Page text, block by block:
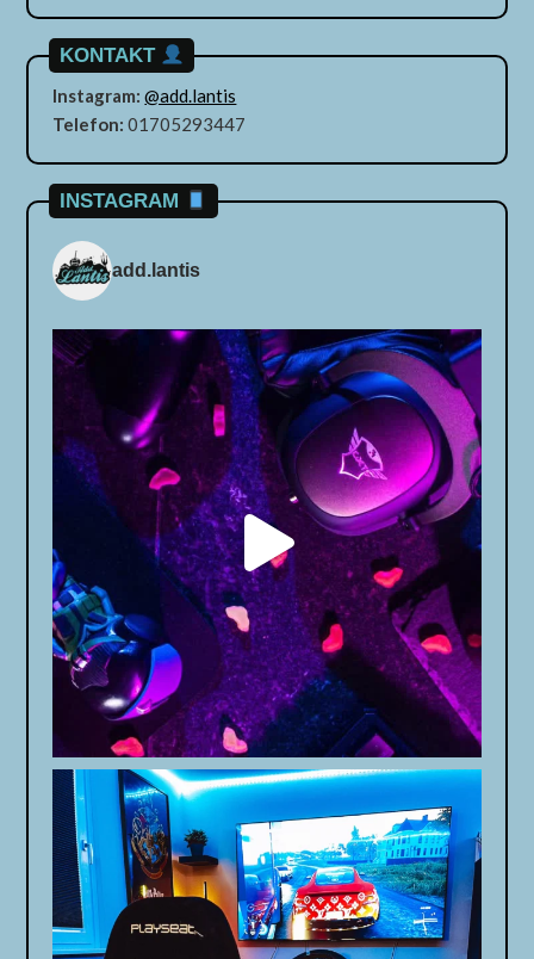
KONTAKT
Instagram:@add.lantis
Telefon: 01705293447
INSTAGRAM
add.lantis